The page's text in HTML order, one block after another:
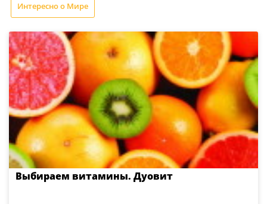
Интересно о Мире
Выбираем витамины. Дуовит